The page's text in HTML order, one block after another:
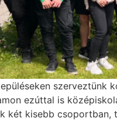
ezúttal is
két kisebb